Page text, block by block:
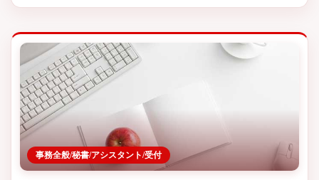
事務全般/秘書/アシスタント/受付